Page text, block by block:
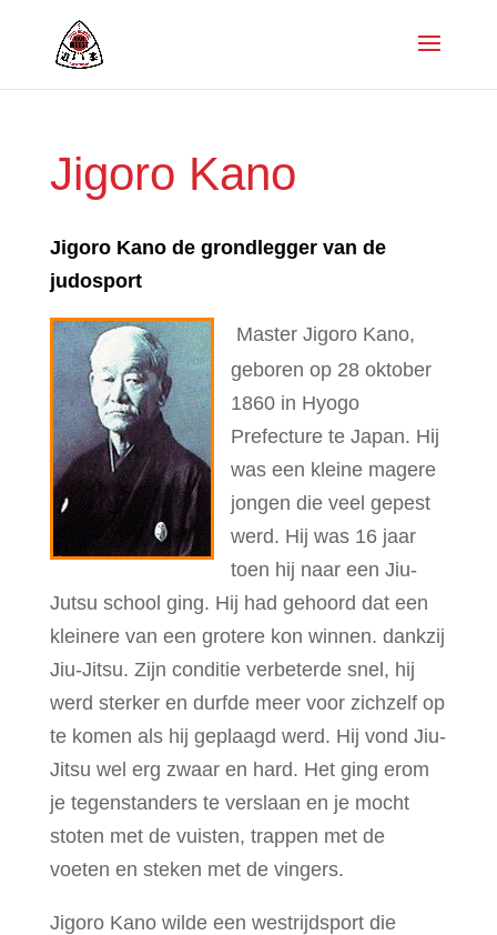
Jigoro Kano
Jigoro Kano de grondlegger van de
judosport
Master Jigoro Kano,
geboren op 28 oktober
1860 in Hyogo
Prefecture te Japan. Hij
was een kleine magere
jongen die veel gepest
werd. Hij was 16 jaar
toen hij naar een Jiu-
Jutsu school ging. Hij had gehoord dat een
kleinere van een grotere kon winnen. dankzij
Jiu-Jitsu. Zijn conditie verbeterde snel, hij
werd sterker en durfde meer voor zichzelf op
te komen als hij geplaagd werd. Hij vond Jiu-
Jitsu wel erg zwaar en hard. Het ging erom
je tegenstanders te verslaan en je mocht
stoten met de vuisten, trappen met de
voeten en steken met de vingers.
Jigoro Kano wilde een westrijdsport die